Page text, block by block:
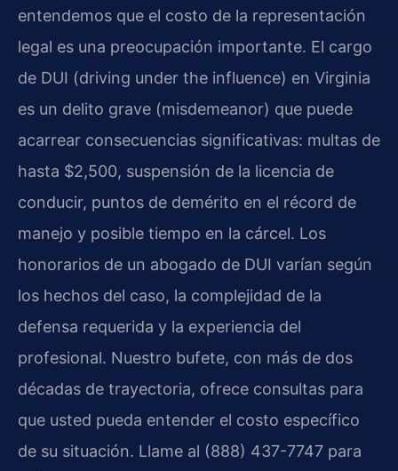
entendemos que el costo de la representación
legal es una preocupación importante. El cargo
de DUI (driving under the influence) en Virginia
es un delito grave (misdemeanor) que puede
acarrear consecuencias significativas: multas de
hasta $2,500, suspensión de la licencia de
conducir, puntos de demérito en el récord de
manejo y posible tiempo en la cárcel. Los
honorarios de un abogado de DUI varían según
los hechos del caso, la complejidad de la
defensa requerida y la experiencia del
profesional. Nuestro bufete, con más de dos
décadas de trayectoria, ofrece consultas para
que usted pueda entender el costo específico
de su situación. Llame al (888) 437-7747 para